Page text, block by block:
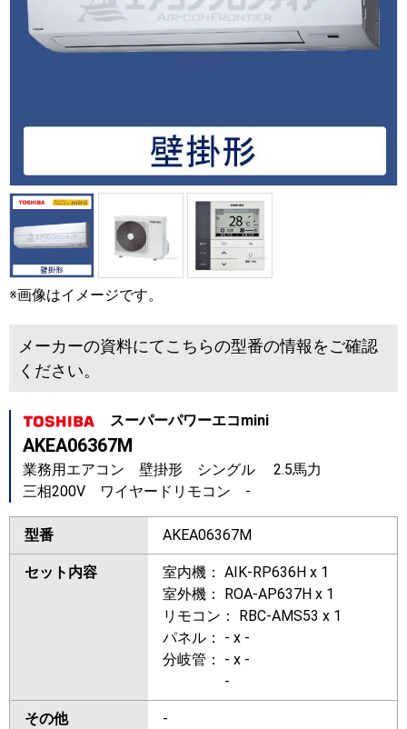
※画像はイメージです。
メーカーの資料にてこちらの型番の情報をご確認
ください。
スーパーパワーエコmini
AKEA06367M
業務用エアコン 壁掛形 シングル 2.5馬力
三相200V ワイヤードリモコン -
型番 AKEA06367M
セット内容
室内機： AIK-RP636H x 1
室外機： ROA-AP637H x 1
リモコン： RBC-AMS53 x 1
パネル： - x -
分岐管： - x -
-
その他 -